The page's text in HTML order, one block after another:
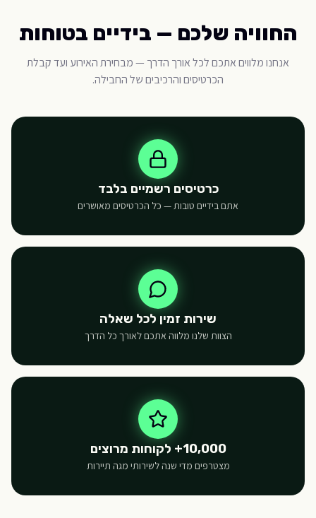
החוויה שלכם — בידיים בטוחות
אנחנו מלווים אתכם לכל אורך הדרך — מבחירת האירוע ועד קבלת
הכרטיסים והרכיבים של החבילה.
כרטיסים רשמיים בלבד
אתם בידיים טובות — כל הכרטיסים מאושרים
שירות זמין לכל שאלה
הצוות שלנו מלווה אתכם לאורך כל הדרך
10,000+ לקוחות מרוצים
מצטרפים מדי שנה לשירותי מגה תיירות